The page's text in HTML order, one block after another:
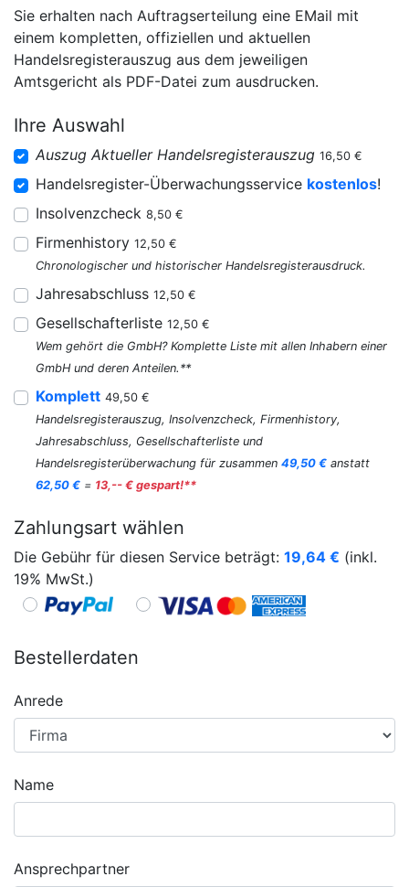
Sie erhalten nach Auftragserteilung eine EMail mit
einem kompletten, offiziellen und aktuellen
Handelsregisterauszug aus dem jeweiligen
Amtsgericht als PDF-Datei zum ausdrucken.
Ihre Auswahl
Auszug Aktueller Handelsregisterauszug 16,50 €
Handelsregister-Überwachungsservice kostenlos!
Insolvenzcheck 8,50 €
Firmenhistory 12,50 €
Chronologischer und historischer Handelsregisterausdruck.
Jahresabschluss 12,50 €
Gesellschafterliste 12,50 €
Wem gehört die GmbH? Komplette Liste mit allen Inhabern einer
GmbH und deren Anteilen.**
Komplett 49,50 €
Handelsregisterauszug, Insolvenzcheck, Firmenhistory,
Jahresabschluss, Gesellschafterliste und
Handelsregisterüberwachung für zusammen 49,50 € anstatt
62,50 € = 13,-- € gespart!**
Zahlungsart wählen
Die Gebühr für diesen Service beträgt: 19,64 € (inkl.
19% MwSt.)
Bestellerdaten
Anrede
Name
Ansprechpartner